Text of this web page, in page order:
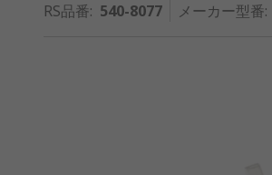
RS品番: 540-8077 メーカー型番: